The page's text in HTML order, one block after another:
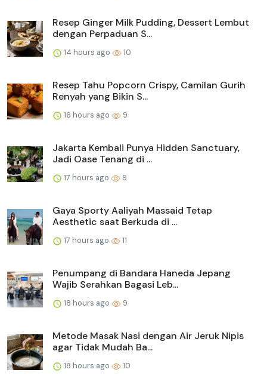
Resep Ginger Milk Pudding, Dessert Lembut
dengan Perpaduan S...
14 hours ago 10
Resep Tahu Popcorn Crispy, Camilan Gurih
Renyah yang Bikin S...
16 hours ago 9
Jakarta Kembali Punya Hidden Sanctuary,
Jadi Oase Tenang di ...
17 hours ago 9
Gaya Sporty Aaliyah Massaid Tetap
Aesthetic saat Berkuda di ...
17 hours ago 11
Penumpang di Bandara Haneda Jepang
Wajib Serahkan Bagasi Leb...
18 hours ago 9
Metode Masak Nasi dengan Air Jeruk Nipis
agar Tidak Mudah Ba...
18 hours ago 10